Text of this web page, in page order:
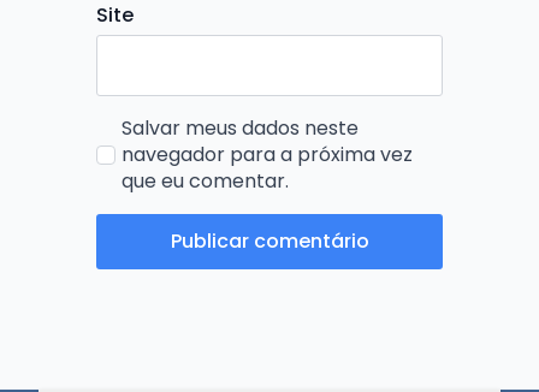
Site
Salvar meus dados neste
navegador para a próxima vez
que eu comentar.